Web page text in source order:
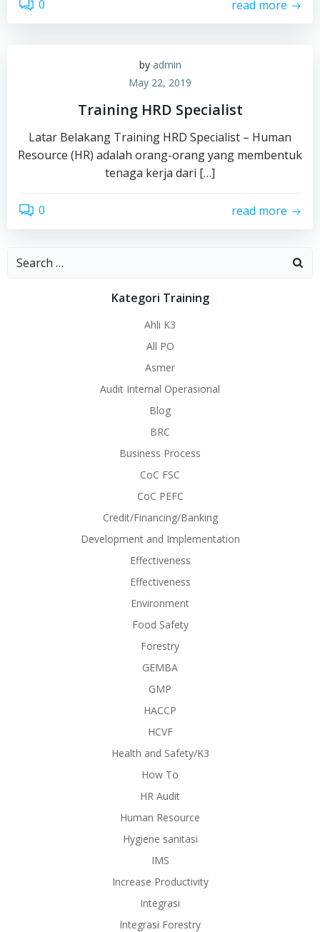
0 read more
by admin
May 22, 2019
Training HRD Specialist
Latar Belakang Training HRD Specialist – Human
Resource (HR) adalah orang-orang yang membentuk
tenaga kerja dari […]
0 read more
Search
Kategori Training
Ahli K3
All PO
Asmer
Audit Internal Operasional
Blog
BRC
Business Process
CoC FSC
CoC PEFC
Credit/Financing/Banking
Development and Implementation
Effectiveness
Effectiveness
Environment
Food Safety
Forestry
GEMBA
GMP
HACCP
HCVF
Health and Safety/K3
How To
HR Audit
Human Resource
Hygiene sanitasi
IMS
Increase Productivity
Integrasi
Integrasi Forestry